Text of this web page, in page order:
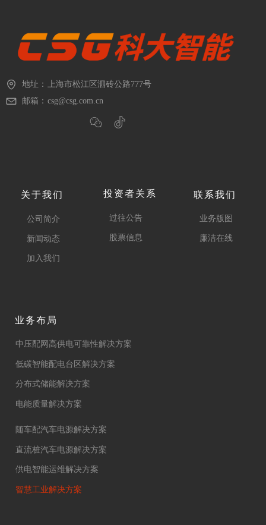
地址： 上海市松江区泗砖公路777号
邮箱： csg@csg.com.cn
中压配网高供电可靠性解决方案
低碳智能配电台区解决方案
分布式储能解决方案
电能质量解决方案
业务布局
随车配汽车电源解决方案
直流桩汽车电源解决方案
供电智能运维解决方案
智慧工业解决方案
公司简介
新闻动态
加入我们
关于我们
过往公告
股票信息
投资者关系
业务版图
廉洁在线
联系我们